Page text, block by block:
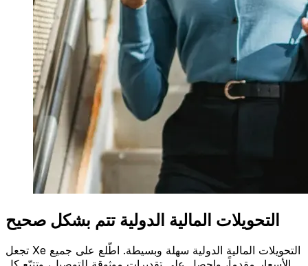
التحويلات المالية الدولية تتم بشكل صحيح
تجعل Xe التحويلات المالية الدولية سهلة وبسيطة. اطّلع على جميع